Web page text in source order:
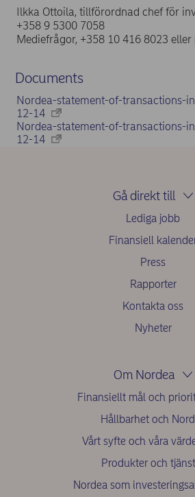
Ilkka Ottoila, tillförordnad chef för
+358 9 5300 7058
Mediefrågor, +358 10 416 8023 eller
Documents
Nordea-statement-of-transactions-
12-14
Nordea-statement-of-transactions-
12-14
Gå direkt till
Lediga jobb
Finansiell
Press
Rapporter
Kontakta oss
Nyheter
Om Nordea
Finansiellt mål och
Hållbarhet och
Vårt syfte och våra
Produkter och
Nordea som